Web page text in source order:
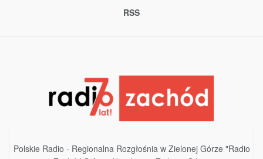
RSS
Polskie Radio - Regionalna Rozgłośnia w Zielonej Górze "Radio